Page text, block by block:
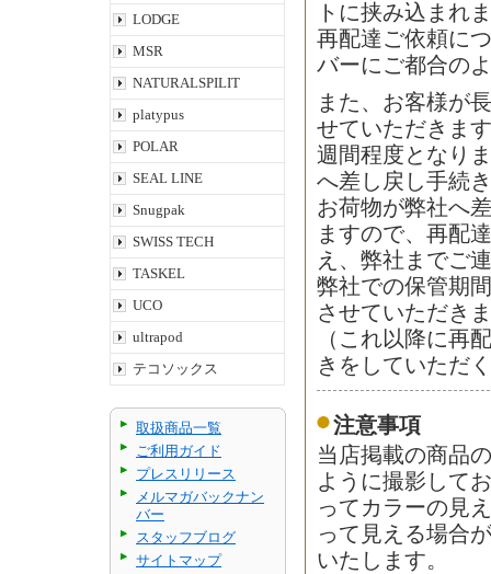
LODGE
MSR
NATURALSPILIT
platypus
POLAR
SEAL LINE
Snugpak
SWISS TECH
TASKEL
UCO
ultrapod
テコソックス
取扱商品一覧
ご利用ガイド
プレスリリース
メルマガバックナン
バー
スタッフブログ
サイトマップ
トに挟み込まれ
再配達ご依頼に
バーにご都合の
また、お客様が
せていただきま
週間程度となり
へ差し戻し手続
お荷物が弊社へ
ますので、再配
え、弊社までご
弊社での保管期
させていただき
（これ以降に再
きをしていただ
注意事項
当店掲載の商品
ように撮影して
ってカラーの見
って見える場合
いたします。